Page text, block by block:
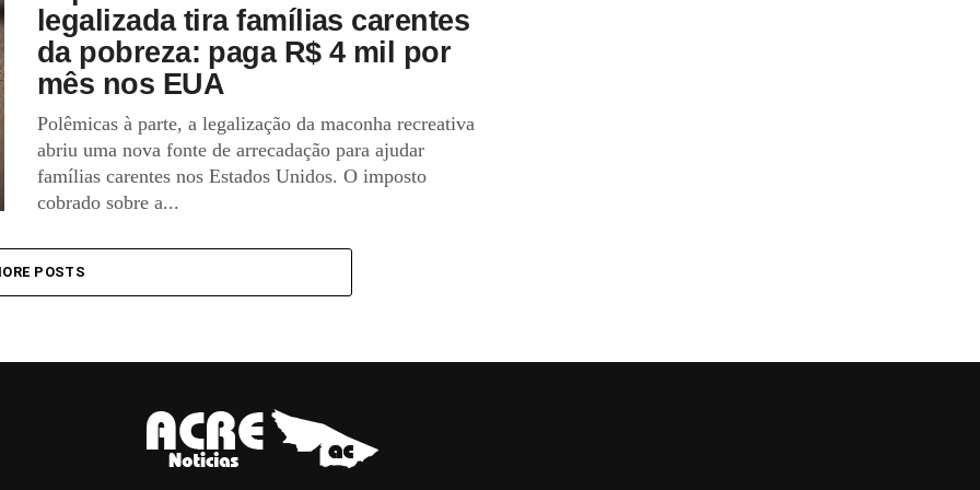
legalizada tira famílias carentes
da pobreza: paga R$ 4 mil por
mês nos EUA
Polêmicas à parte, a legalização da maconha recreativa
abriu uma nova fonte de arrecadação para ajudar
famílias carentes nos Estados Unidos. O imposto
cobrado sobre a...
POSTS